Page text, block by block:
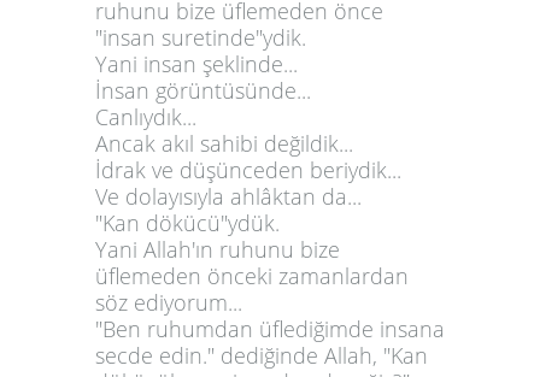
ruhunu bize üflemeden önce
"insan suretinde"ydik.
Yani insan şeklinde...
İnsan görüntüsünde...
Canlıydık...
Ancak akıl sahibi değildik...
İdrak ve düşünceden beriydik...
Ve dolayısıyla ahlâktan da...
"Kan dökücü"ydük.
Yani Allah'ın ruhunu bize
üflemeden önceki zamanlardan
söz ediyorum...
"Ben ruhumdan üflediğimde insana
secde edin." dediğinde Allah, "Kan